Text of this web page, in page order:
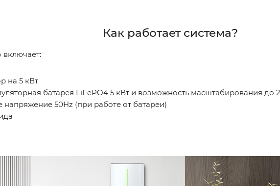
Как работает система?
включает:
на 5 кВт
батарея LiFePO4 5 кВт и возможность масштабирования до
напряжение 50Hz (при работе от батареи)